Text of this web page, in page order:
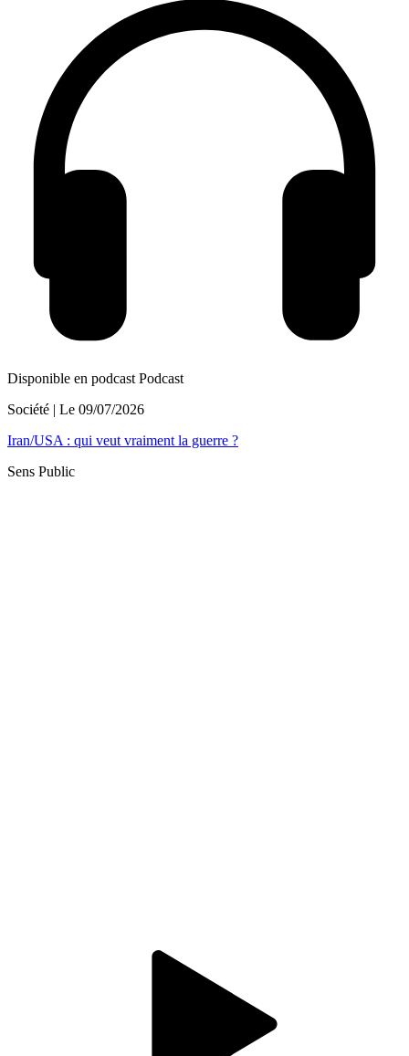
Disponible en podcast Podcast
Société | Le 09/07/2026
Iran/USA : qui veut vraiment la guerre ?
Sens Public